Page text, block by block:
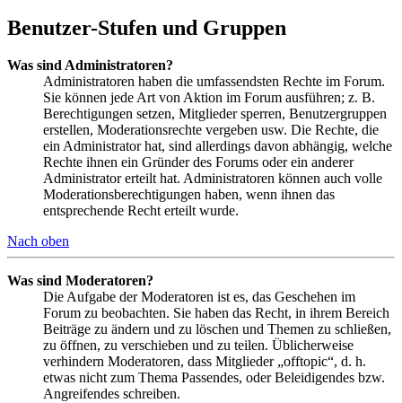
Benutzer-Stufen und Gruppen
Was sind Administratoren?
Administratoren haben die umfassendsten Rechte im Forum.
Sie können jede Art von Aktion im Forum ausführen; z. B.
Berechtigungen setzen, Mitglieder sperren, Benutzergruppen
erstellen, Moderationsrechte vergeben usw. Die Rechte, die
ein Administrator hat, sind allerdings davon abhängig, welche
Rechte ihnen ein Gründer des Forums oder ein anderer
Administrator erteilt hat. Administratoren können auch volle
Moderationsberechtigungen haben, wenn ihnen das
entsprechende Recht erteilt wurde.
Nach oben
Was sind Moderatoren?
Die Aufgabe der Moderatoren ist es, das Geschehen im
Forum zu beobachten. Sie haben das Recht, in ihrem Bereich
Beiträge zu ändern und zu löschen und Themen zu schließen,
zu öffnen, zu verschieben und zu teilen. Üblicherweise
verhindern Moderatoren, dass Mitglieder „offtopic“, d. h.
etwas nicht zum Thema Passendes, oder Beleidigendes bzw.
Angreifendes schreiben.